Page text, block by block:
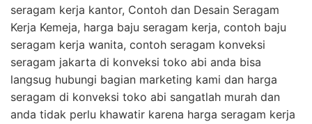
seragam kerja kantor, Contoh dan Desain Seragam
Kerja Kemeja, harga baju seragam kerja, contoh baju
seragam kerja wanita, contoh seragam konveksi
seragam jakarta di konveksi toko abi anda bisa
langsug hubungi bagian marketing kami dan harga
seragam di konveksi toko abi sangatlah murah dan
anda tidak perlu khawatir karena harga seragam kerja